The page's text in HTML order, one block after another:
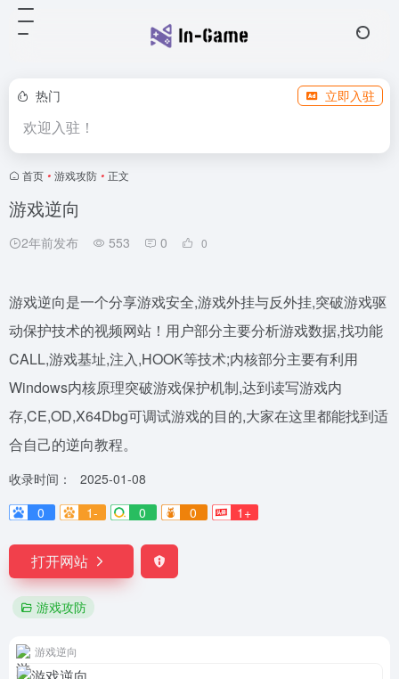
热门 立即入驻
欢迎入驻！
首页 • 游戏攻防 • 正文
游戏逆向
2年前发布 553 0 0
游戏逆向是一个分享游戏安全,游戏外挂与反外挂,突破游戏驱
动保护技术的视频网站！用户部分主要分析游戏数据,找功能
CALL,游戏基址,注入,HOOK等技术;内核部分主要有利用
Windows内核原理突破游戏保护机制,达到读写游戏内
存,CE,OD,X64Dbg可调试游戏的目的,大家在这里都能找到适
合自己的逆向教程。
收录时间：
2025-01-08
0
1- 0 0 1+
打开网站
游戏攻防
游戏逆向